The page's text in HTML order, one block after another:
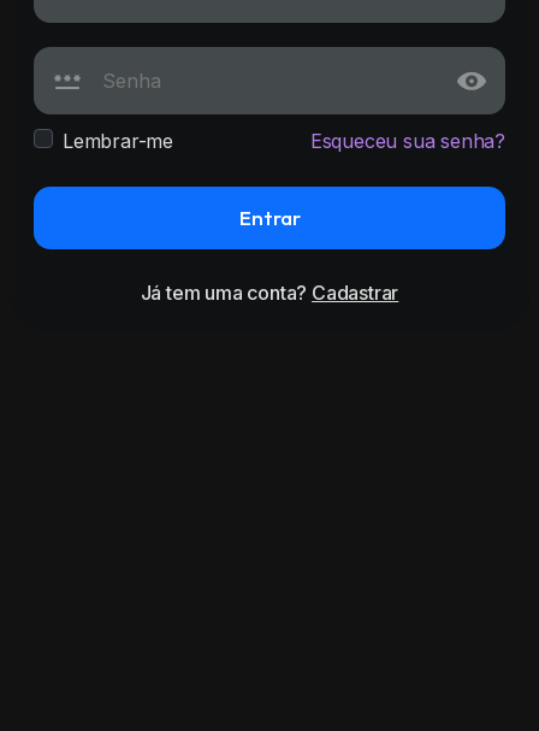
Lembrar-me Esqueceu sua senha?
Entrar
Já tem uma conta? Cadastrar